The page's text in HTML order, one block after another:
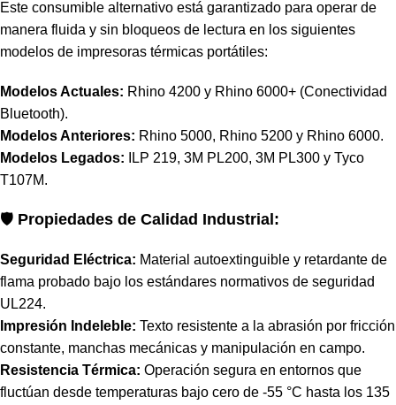
Este consumible alternativo está garantizado para operar de
manera fluida y sin bloqueos de lectura en los siguientes
modelos de impresoras térmicas portátiles:
Modelos Actuales: Rhino 4200 y Rhino 6000+ (Conectividad
Bluetooth).
Modelos Anteriores: Rhino 5000, Rhino 5200 y Rhino 6000.
Modelos Legados: ILP 219, 3M PL200, 3M PL300 y Tyco
T107M.
🛡️ Propiedades de Calidad Industrial:
Seguridad Eléctrica: Material autoextinguible y retardante de
flama probado bajo los estándares normativos de seguridad
UL224.
Impresión Indeleble: Texto resistente a la abrasión por fricción
constante, manchas mecánicas y manipulación en campo.
Resistencia Térmica: Operación segura en entornos que
fluctúan desde temperaturas bajo cero de -55 °C hasta los 135